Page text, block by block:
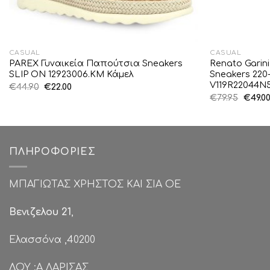
CASUAL
PAREX Γυναικεία Παπούτσια Sneakers
SLIP ON 12923006.KM Κάμελ
€44.90 Original
€22.00
CASUAL
Renato
Sneakers
€79.95 €49.00
ΠΛΗΡΟΦΟΡΊΕΣ
ΜΠΑΓΙΩΤΑΣ ΧΡΗΣΤΟΣ ΚΑΙ ΣΙΑ ΟΕ
Βενιζελου 21,
Ελασσόνα ,40200
ΔΟΥ :Α ΛΑΡΙΣΑΣ